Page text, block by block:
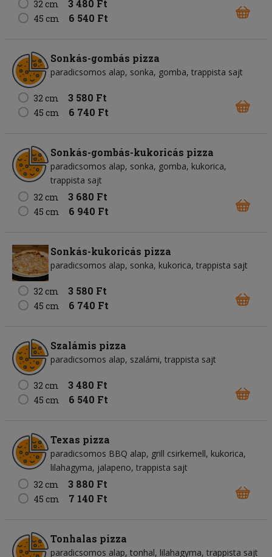
32 cm 3 480 Ft
45 cm 6 540 Ft
Sonkás-gombás pizza
paradicsomos alap sonka gomba trappista sajt
32 cm 3 580 Ft
45 cm 6 740 Ft
Sonkás-gombás-kukoricás pizza
paradicsomos alap sonka gomba kukorica
trappista sajt
32 cm
3 680 Ft
45 cm 6 940 Ft
Sonkás-kukoricás pizza
paradicsomos alap sonka kukorica trappista sajt
32 cm 3 580 Ft
45 cm 6 740 Ft
Szalámis pizza
paradicsomos alap szalámi trappista sajt
32 cm 3 480 Ft
45 cm 6 540 Ft
Texas pizza
paradicsomos BBQ alap grill csirkemell kukorica
lilahagyma jalapeno trappista sajt
32 cm
3 880 Ft
45 cm 7 140 Ft
Tonhalas pizza
paradicsomos alap tonhal lilahagyma trappista sajt